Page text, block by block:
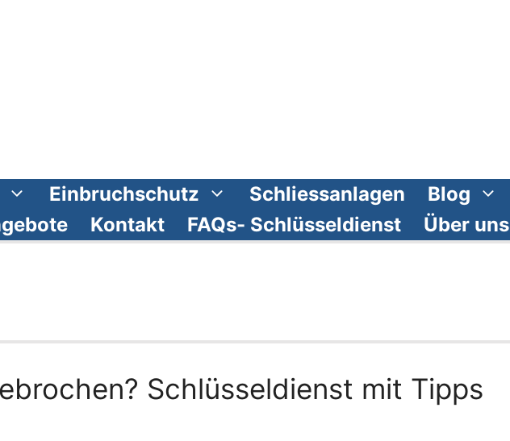
Einbruchschutz Schliessanlagen Blog
Kontakt FAQs- Schlüsseldienst Über uns
Schlüsseldienst mit Tipps